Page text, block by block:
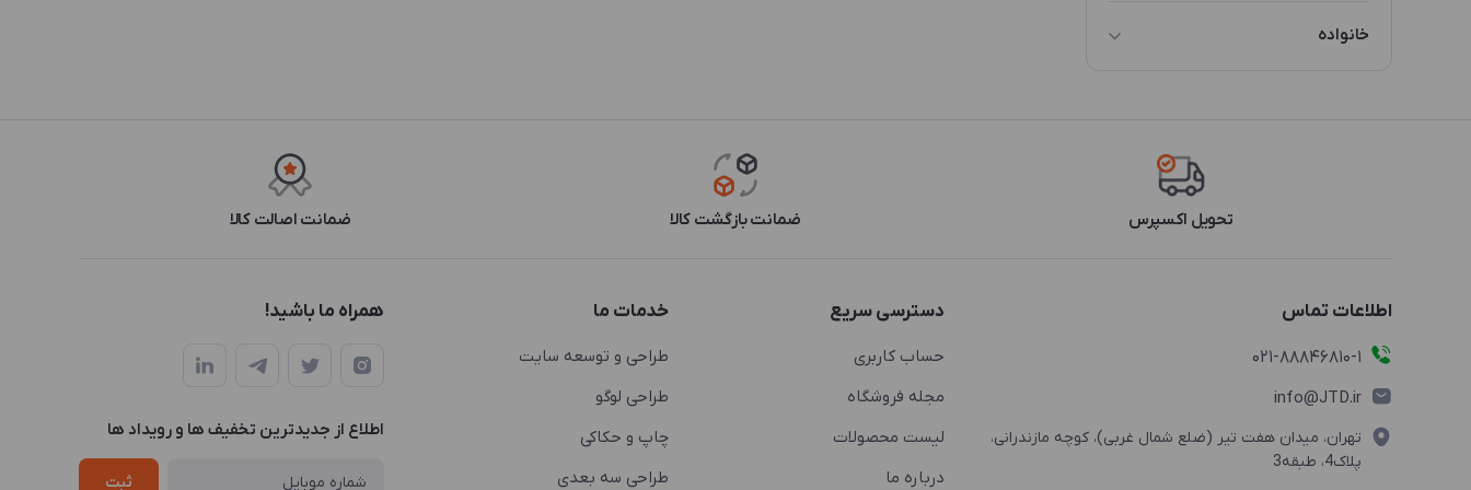
خانواده
تحویل اکسپرس ضمانت بازگشت کالا ضمانت اصالت کالا
اطلاعات تماس
021-88846810-1
info@JTD.ir
تهران، میدان هفت تیر (ضلع شمال غربی)، کوچه مازندرانی،
پلاک4، طبقه3
دسترسی سریع
حساب کاربری
مجله فروشگاه
لیست محصولات
درباره ما
خدمات ما
طراحی و توسعه سایت
طراحی لوگو
چاپ و حکاکی
طراحی سه بعدی
همراه ما باشید!
اطلاع از جدیدترین تخفیف ها و رویداد ها
ثبت